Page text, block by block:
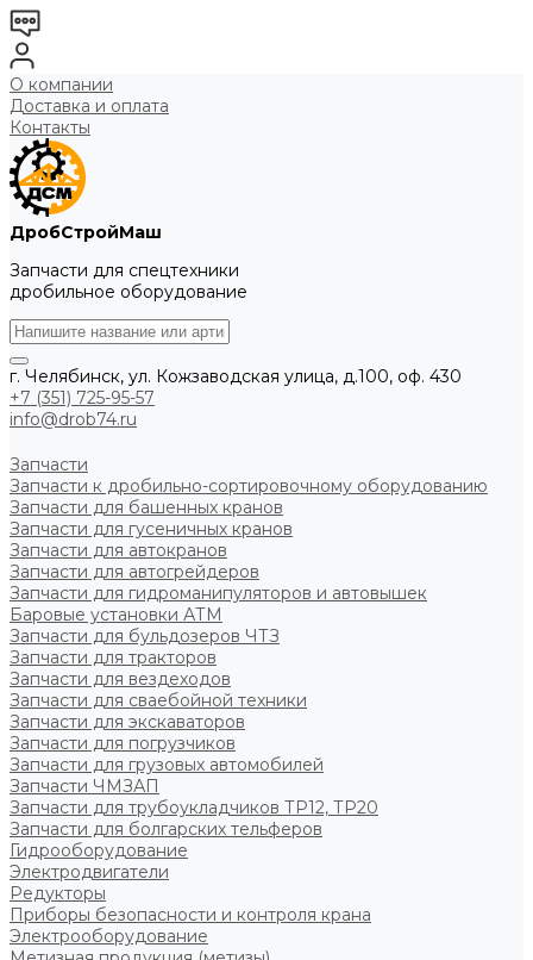
О компании
Доставка и оплата
Контакты
ДробСтройМаш
Запчасти для спецтехники
дробильное оборудование
г. Челябинск, ул. Кожзаводская улица, д.100, оф. 430
+7 (351) 725-95-57
info@drob74.ru
Запчасти
Запчасти к дробильно-сортировочному оборудованию
Запчасти для башенных кранов
Запчасти для гусеничных кранов
Запчасти для автокранов
Запчасти для автогрейдеров
Запчасти для гидроманипуляторов и автовышек
Баровые установки АТМ
Запчасти для бульдозеров ЧТЗ
Запчасти для тракторов
Запчасти для вездеходов
Запчасти для сваебойной техники
Запчасти для экскаваторов
Запчасти для погрузчиков
Запчасти для грузовых автомобилей
Запчасти ЧМЗАП
Запчасти для трубоукладчиков ТР12, ТР20
Запчасти для болгарских тельферов
Гидрооборудование
Электродвигатели
Редукторы
Приборы безопасности и контроля крана
Электрооборудование